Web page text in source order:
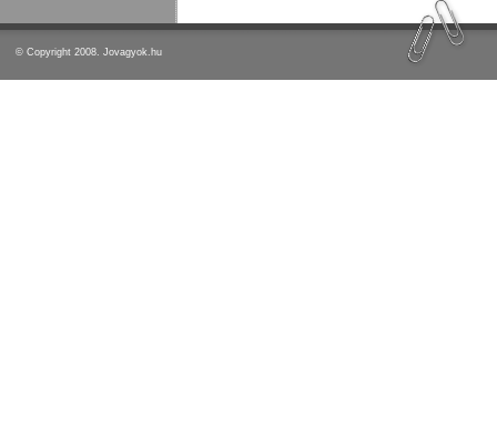
© Copyright 2008. Jovagyok.hu